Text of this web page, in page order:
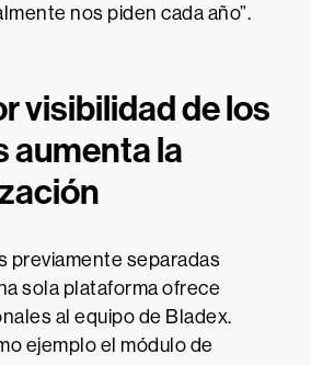
nos piden cada año”.
visibilidad de los
aumenta la
previamente separadas
sola plataforma ofrece
al equipo de Bladex.
ejemplo el módulo de